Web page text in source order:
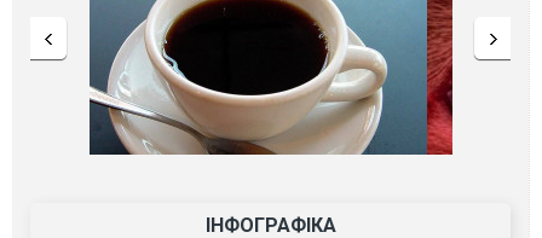
ІНФОГРАФІКА